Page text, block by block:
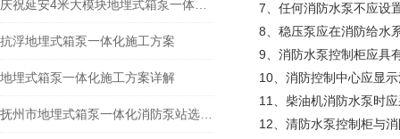
抗浮地埋式箱泵一体化施工方案
地埋式箱泵一体化施工方案详解
7、任何消防水泵不应设
8、稳压泵应在消防给水
9、消防水泵控制柜应具
10、消防控制中心应显
11、柴油机消防水泵时
12、清防水泵控制柜与